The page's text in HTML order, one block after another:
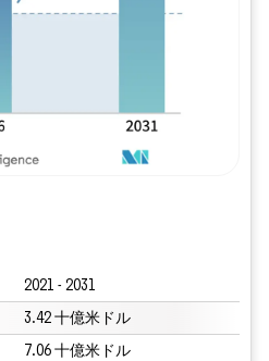
2021 - 2031
3.42 十億米ドル
7.06 十億米ドル